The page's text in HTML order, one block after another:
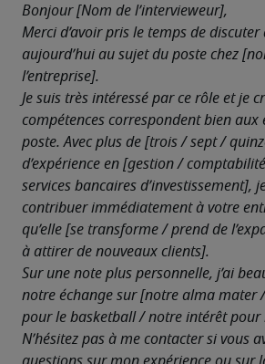
Bonjour [Nom de l’intervieweur],
Merci d’avoir pris le temps de discuter
aujourd’hui au sujet du poste chez
l’entreprise].
Je suis très intéressé par ce rôle et je
compétences correspondent bien aux
poste. Avec plus de [trois / sept /
d’expérience en [gestion /
services bancaires d’investissement],
contribuer immédiatement à votre
qu’elle [se transforme / prend de
à attirer de nouveaux clients].
Sur une note plus personnelle, j’ai
notre échange sur [notre alma mater
pour le basketball / notre intérêt pour
N’hésitez pas à me contacter si vous